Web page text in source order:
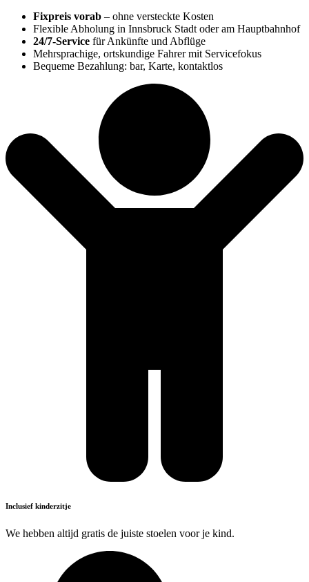
Fixpreis vorab – ohne versteckte Kosten
Flexible Abholung in Innsbruck Stadt oder am Hauptbahnhof
24/7-Service für Ankünfte und Abflüge
Mehrsprachige, ortskundige Fahrer mit Servicefokus
Bequeme Bezahlung: bar, Karte, kontaktlos
Inclusief kinderzitje
We hebben altijd gratis de juiste stoelen voor je kind.